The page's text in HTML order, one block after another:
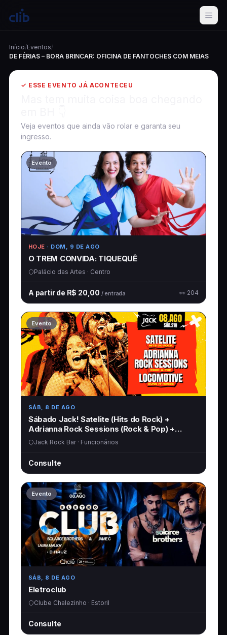
Início/Eventos/
DE FÉRIAS – BORA BRINCAR: OFICINA DE FANTOCHES COM MEIAS
✓ ESSE EVENTO JÁ ACONTECEU
Veja eventos que ainda vão rolar e garanta seu
ingresso.
Evento
HOJE · DOM, 9 DE AGO
O TREM CONVIDA: TIQUEQUÊ
Palácio das Artes · Centro
A partir de R$ 20,00 / entrada 👀 204
Evento
SÁB, 8 DE AGO
Sábado Jack! Satelite (Hits do Rock) +
Adrianna Rock Sessions (Rock & Pop) +
Locomotive (Guns)
Jack Rock Bar · Funcionários
Consulte
Evento
SÁB, 8 DE AGO
Eletroclub
Clube Chalezinho · Estoril
Consulte